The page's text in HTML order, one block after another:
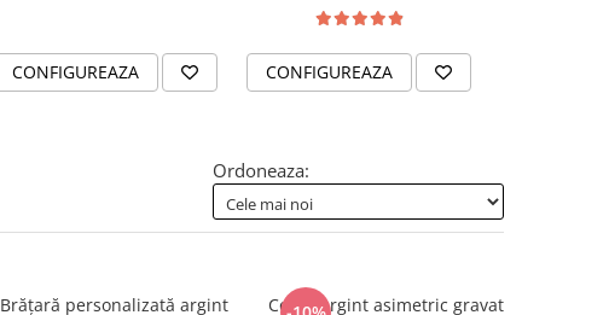
CONFIGUREAZA CONFIGUREAZA
Ordoneaza:
Brățară personalizată argint
Colier argint asimetric gravat